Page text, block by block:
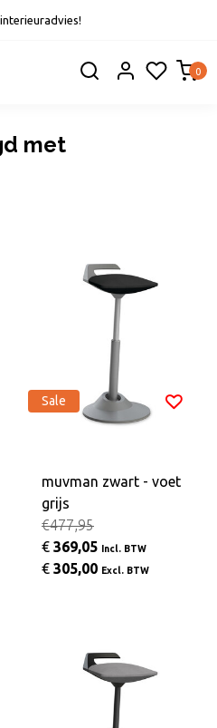
0
met
Sale
muvman zwart - voet
grijs
€477,95
€ 369,05 Incl. BTW
€ 305,00 Excl. BTW